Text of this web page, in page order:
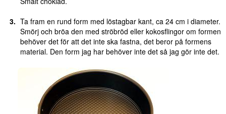
Ta fram en rund form med löstagbar kant, ca 24 cm i diameter.
Smörj och bröa den med ströbröd eller kokosflingor om formen
behöver det för att det inte ska fastna, det beror på formens
material. Den form jag har behöver inte det så jag gör inte det.